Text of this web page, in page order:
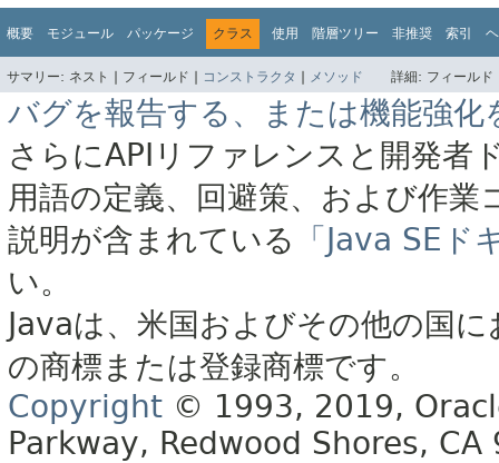
概要 モジュール パッケージ クラス 使用 階層ツリー 非推奨 索引
サマリー: ネスト | フィールド | コンストラクタ | メソッド 詳細: フィール
バグを報告する、または機能強化
さらにAPIリファレンスと開発者
用語の定義、回避策、および作
説明が含まれている
「Java SE
い。
Javaは、米国およびその他の国
の商標または登録商標です。
Copyright © 1993, 2019,
Parkway, Redwood Shores, CA